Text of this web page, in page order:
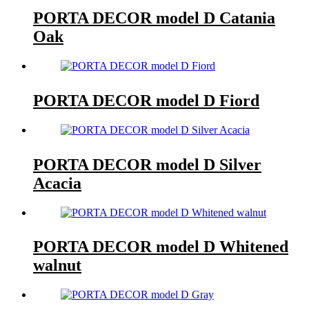
PORTA DECOR model D Catania
Oak
PORTA DECOR model D Fiord
PORTA DECOR model D Silver
Acacia
PORTA DECOR model D Whitened
walnut